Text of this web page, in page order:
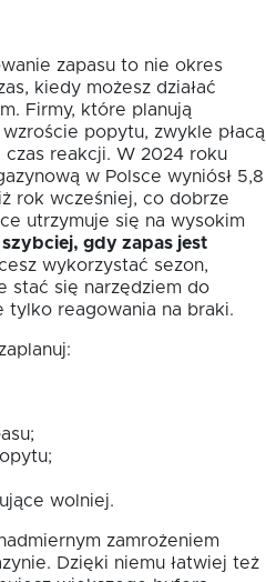
zapasu to nie okres
kiedy możesz działać
Firmy, które planują
popytu, zwykle płacą
reakcji. W 2024 roku
w Polsce wyniósł 5,8
rok wcześniej, co dobrze
utrzymuje się na wysokim
gdy zapas jest
wykorzystać sezon,
stać się narzędziem do
tylko reagowania na braki.
wolniej.
zamrożeniem
Dzięki niemu łatwiej też